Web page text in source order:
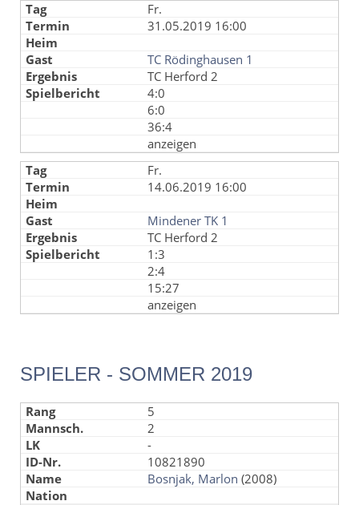
Fr.
31.05.2019 16:00
TC Rödinghausen 1
TC Herford 2
4:0
6:0
36:4
anzeigen
Fr.
14.06.2019 16:00
Mindener TK 1
TC Herford 2
1:3
2:4
15:27
anzeigen
SPIELER - SOMMER 2019
5
2
-
10821890
Bosnjak, Marlon (2008)